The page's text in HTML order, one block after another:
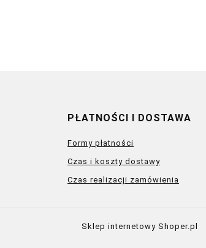
PŁATNOŚCI I DOSTAWA
Formy płatności
Czas i koszty dostawy
Czas realizacji zamówienia
Sklep internetowy Shoper.pl